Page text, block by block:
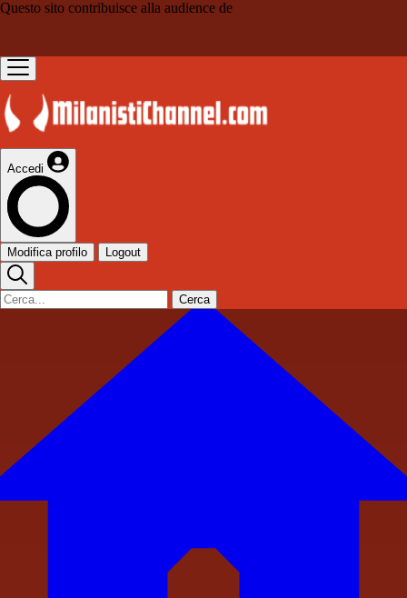
Questo sito contribuisce alla audience de
Accedi
Modifica profilo Logout
Cerca